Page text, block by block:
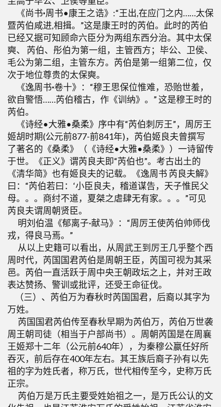
《尚书·周书•康王之诰》:“王出,在应门之内……太保
暨芮伯咸进,相揖。”这是康王时的芮伯。此时的芮伯
已经又据可知顾命六臣分为两组东西分治。其中太保
奭、 芮伯、彤伯为第一组，主管西方；毕公、卫侯、
毛公为第二组，主管东方。芮伯是第一组第二位，仅
次于地位尊贵的太保奭。
《逸周书·卷十》：“穆王思保位惟难，恐贻世羞，
欲自警悟……芮伯稽古，作《训纳》。” 这是穆王时的
芮伯。
《诗经•大雅•桑柔》序中有“芮伯刺厉王”，周厉王
姬胡时期(公元前877-前841年)，芮伯姬良夫曾撰写
了著名的《桑柔》（《诗经•大雅•桑柔》）一诗留传
于世。《正义》谓芮良夫即“芮伯也”。考古出土的
《清华简》也有姬良夫的记载。《逸周书 芮良夫解》
曰：“芮伯若曰：‘小臣良夫，稽道谋告，天子惟民父
母。。。商纣不道，夏桀之虐肆无有家。。。”可见
芮良夫谓周朝贤臣。
明刘伯温《郁离子·献马》：“周厉王使芮伯帅师伐
戎，得良马焉。”
从以上史籍可以看出，从周武王到厉王几乎整个西
周时代，芮国国君芮伯是周朝王臣，芮国可视为其采
邑。芮伯一直活跃于周中央王朝政坛之上，并对王政
表达赞扬、警训或批评，还受王命征伐。
（三）、芮伯万为春秋时芮国国君，后裔以其字为
万姓。
芮国国君芮伯传至春秋早期为芮伯万，芮伯万世袭
周王朝司徒（相当于户部尚书）。周朝芮国是在周襄
王姬郑十二年（公元前640年），为秦穆公嬴任好所
吞灭，前后存在400年左右。其王族后裔子孙有以先
祖的字为姓氏者，称万氏，世代相传至今，史称万氏
正宗。
芮伯万是万氏主要受姓始祖之一，是万氏公认的文